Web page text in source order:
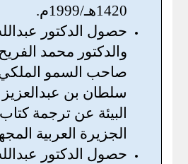
1420هـ/1999م.
حصول الدكتور
والدكتور محمد
صاحب السمو الملكي
سلطان بن
البيئة عن ترجمة
الجزيرة العربية
حصول الدكتور